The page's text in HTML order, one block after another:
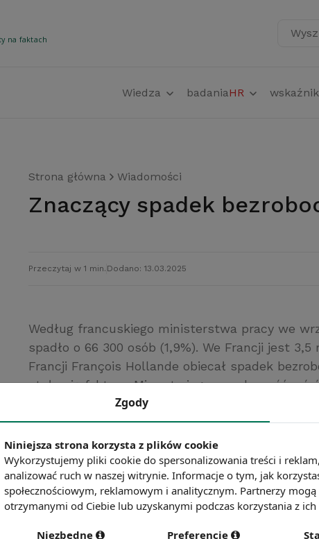
na faktach
Wiedza badaniaHR
Strona główna Wiadomości
Znaczący spadek
Przeczytaj w 1 min. Dodano: 13.03.2025
Według francuskiego ministerstwa pracy we
spadło o 66 300 osób (1,9%). We Francji jest
Francji François Hollande obiecał spadek
stała się faktem. Mimo to jego popularność
Źródło: NEW EUROPE
Chcesz wiedzieć więcej?Zobacz więcej wiadomości
Zgody
Niniejsza strona korzysta z plików cookie
Wykorzystujemy pliki cookie do spersonalizowania treści i
analizować ruch w naszej witrynie. Informacje o tym, jak
społecznościowym, reklamowym i analitycznym. Partnerzy
otrzymanymi od Ciebie lub uzyskanymi podczas korzystania z ich
Niezbędne Preferencje